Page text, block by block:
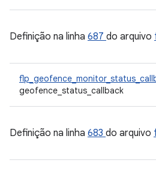
Definição na linha 687 do arquivo
geofence_status_callback
Definição na linha 683 do arquivo